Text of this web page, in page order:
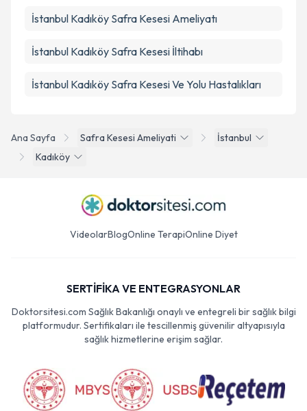
Ana Sayfa Safra Kesesi Ameliyati
İstanbul
Kadıköy
İstanbul Kadıköy Safra Kesesi Ameliyatı
İstanbul Kadıköy Safra Kesesi İltihabı
İstanbul Kadıköy Safra Kesesi Ve Yolu Hastalıkları
VideolarBlogOnline TerapiOnline Diyet
SERTİFİKA VE ENTEGRASYONLAR
Doktorsitesi.com Sağlık Bakanlığı onaylı ve entegreli bir sağlık bilgi
platformudur. Sertifikaları ile tescillenmiş güvenilir altyapısıyla
sağlık hizmetlerine erişim sağlar.